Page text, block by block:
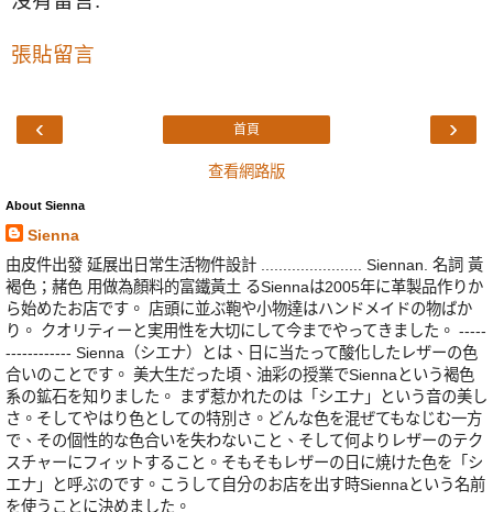
張貼留言
‹ ›
首頁
查看網路版
About Sienna
Sienna
由皮件出發 延展出日常生活物件設計 ....................... Siennan. 名詞 黃
褐色；赭色 用做為顏料的富鐵黃土 るSiennaは2005年に革製品作りか
ら始めたお店です。 店頭に並ぶ鞄や小物達はハンドメイドの物ばか
り。 クオリティーと実用性を大切にして今までやってきました。 -----
------------ Sienna（シエナ）とは、日に当たって酸化したレザーの色
合いのことです。 美大生だった頃、油彩の授業でSiennaという褐色
系の鉱石を知りました。 まず惹かれたのは「シエナ」という音の美し
さ。そしてやはり色としての特別さ。どんな色を混ぜてもなじむ一方
で、その個性的な色合いを失わないこと、そして何よりレザーのテク
スチャーにフィットすること。そもそもレザーの日に焼けた色を「シ
エナ」と呼ぶのです。こうして自分のお店を出す時Siennaという名前
を使うことに決めました。